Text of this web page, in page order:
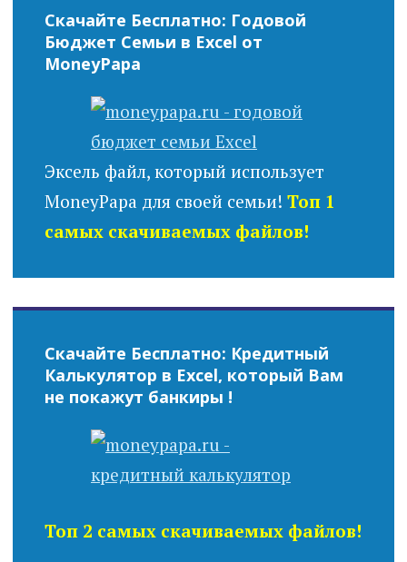
Скачайте Бесплатно: Годовой
Бюджет Семьи в Excel от
MoneyPapa
Эксель файл, который использует
MoneyPapa для своей семьи! Топ 1
самых скачиваемых файлов!
Скачайте Бесплатно: Кредитный
Калькулятор в Excel, который Вам
не покажут банкиры !
Топ 2 самых скачиваемых файлов!